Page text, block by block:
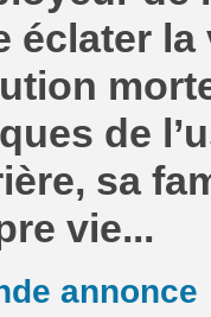
éclater la
de
sa
vie...
annonce